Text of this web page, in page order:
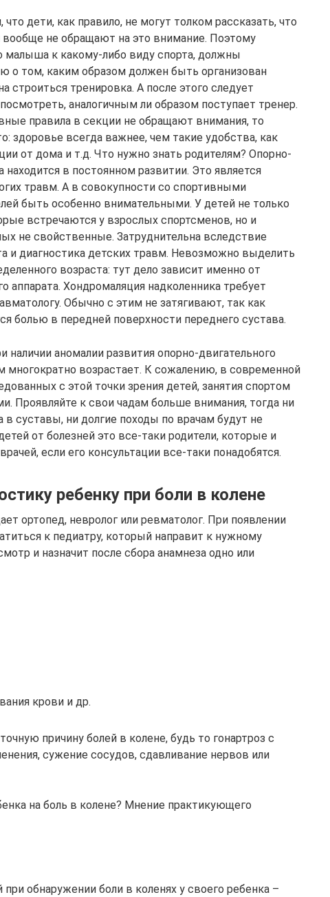
дети, как правило, не могут толком рассказать, что
вообще не обращают на это внимание. Поэтому
малыша к какому-либо виду спорта, должны
о том, каким образом должен быть организован
строиться тренировка. А после этого следует
аналогичным ли образом поступает тренер.
правила в секции не обращают внимания, то
здоровье всегда важнее, чем такие удобства, как
от дома и т.д. Что нужно знать родителям? Опорно-
находится в постоянном развитии. Это является
травм. А в совокупности со спортивными
быть особенно внимательными. У детей не только
встречаются у взрослых спортсменов, но и
не свойственные. Затруднительна вследствие
и диагностика детских травм. Невозможно выделить
возраста: тут дело зависит именно от
аппарата. Хондромаляция надколенника требует
Обычно с этим не затягивают, так как
болью в передней поверхности переднего сустава.
аномалии развития опорно-двигательного
многократно возрастает. К сожалению, в современной
с этой точки зрения детей, занятия спортом
Проявляйте к свои чадам больше внимания, тогда ни
суставы, ни долгие походы по врачам будут не
от болезней это все-таки родители, которые и
если его консультации все-таки понадобятся.
ребенку при боли в колене
ортопед, невролог или ревматолог. При появлении
к педиатру, который направит к нужному
и назначит после сбора анамнеза одно или
крови и др.
причину болей в колене, будь то гонартроз с
сужение сосудов, сдавливание нервов или
на боль в колене? Мнение практикующего
обнаружении боли в коленях у своего ребенка –